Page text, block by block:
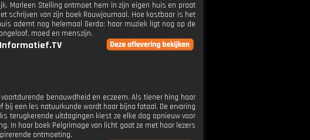
Marleen Stelling ontmoet hem in zijn eigen huis en praat
schrijven van zijn boek Rouwjournaal. Hoe kostbaar is het
ademt nog helemaal Gerda: haar muziek ligt nog op de
moed en menszijn.
Informatief.TV
benauwdheid en eczeem. Als tiener hing haar
een les natuurkunde wordt haar bijna fataal. De ervaring
terugkerende uitdagingen kiest ze elke dag opnieuw voor
In haar boek Pelgrimage van licht gaat ze met haar lezers
ontmoeting.